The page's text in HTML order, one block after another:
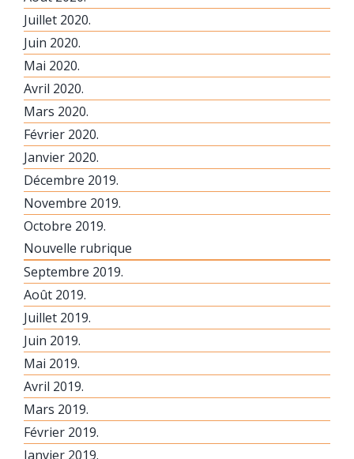
Juillet 2020.
Juin 2020.
Mai 2020.
Avril 2020.
Mars 2020.
Février 2020.
Janvier 2020.
Décembre 2019.
Novembre 2019.
Octobre 2019.
Nouvelle rubrique
Septembre 2019.
Août 2019.
Juillet 2019.
Juin 2019.
Mai 2019.
Avril 2019.
Mars 2019.
Février 2019.
Janvier 2019.